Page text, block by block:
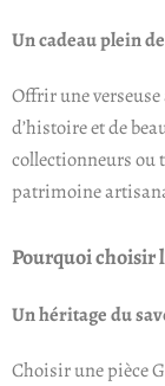
Un cadeau plein
Offrir une
d’histoire et de
collectionneurs ou
patrimoine
Pourquoi choisir
Un héritage du
Choisir une pièce